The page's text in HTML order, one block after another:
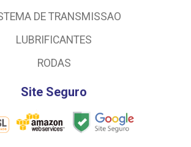
DE TRANSMISSAO
LUBRIFICANTES
RODAS
Site Seguro